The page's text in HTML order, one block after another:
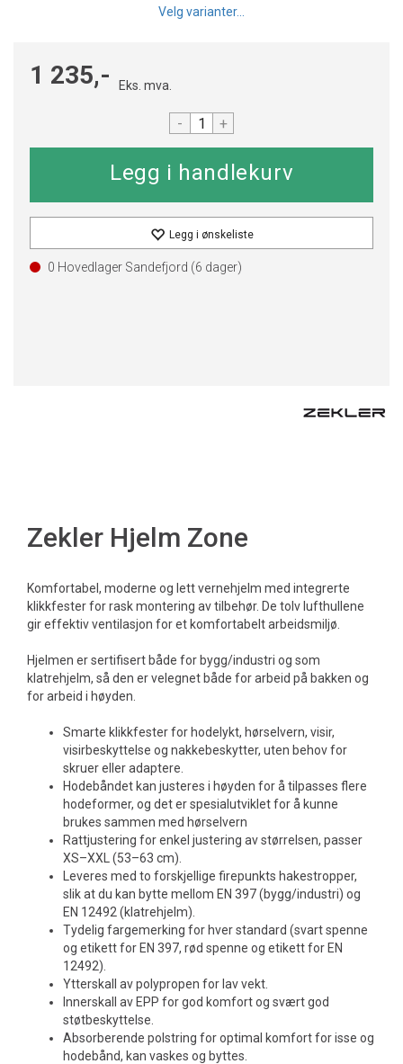
Velg varianter...
Eks. mva.
1 235,-
- +
Legg i ønskeliste
0 Hovedlager Sandefjord (6 dager)
Zekler Hjelm Zone
Komfortabel, moderne og lett vernehjelm med integrerte
klikkfester for rask montering av tilbehør. De tolv lufthullene
gir effektiv ventilasjon for et komfortabelt arbeidsmiljø.
Hjelmen er sertifisert både for bygg/industri og som
klatrehjelm, så den er velegnet både for arbeid på bakken og
for arbeid i høyden.
Smarte klikkfester for hodelykt, hørselvern, visir,
visirbeskyttelse og nakkebeskytter, uten behov for
skruer eller adaptere.
Hodebåndet kan justeres i høyden for å tilpasses flere
hodeformer, og det er spesialutviklet for å kunne
brukes sammen med hørselvern
Rattjustering for enkel justering av størrelsen, passer
XS–XXL (53–63 cm).
Leveres med to forskjellige firepunkts hakestropper,
slik at du kan bytte mellom EN 397 (bygg/industri) og
EN 12492 (klatrehjelm).
Tydelig fargemerking for hver standard (svart spenne
og etikett for EN 397, rød spenne og etikett for EN
12492).
Ytterskall av polypropen for lav vekt.
Innerskall av EPP for god komfort og svært god
støtbeskyttelse.
Absorberende polstring for optimal komfort for isse og
hodebånd, kan vaskes og byttes.